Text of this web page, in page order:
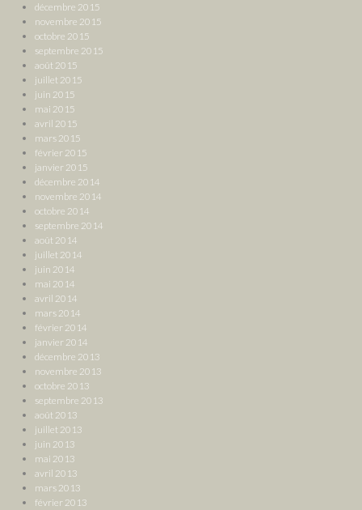
décembre 2015
novembre 2015
octobre 2015
septembre 2015
août 2015
juillet 2015
juin 2015
mai 2015
avril 2015
mars 2015
février 2015
janvier 2015
décembre 2014
novembre 2014
octobre 2014
septembre 2014
août 2014
juillet 2014
juin 2014
mai 2014
avril 2014
mars 2014
février 2014
janvier 2014
décembre 2013
novembre 2013
octobre 2013
septembre 2013
août 2013
juillet 2013
juin 2013
mai 2013
avril 2013
mars 2013
février 2013